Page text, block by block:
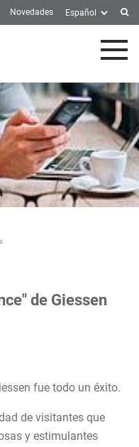
Novedades
de Giessen
fue todo un éxito.
de visitantes que
y estimulantes